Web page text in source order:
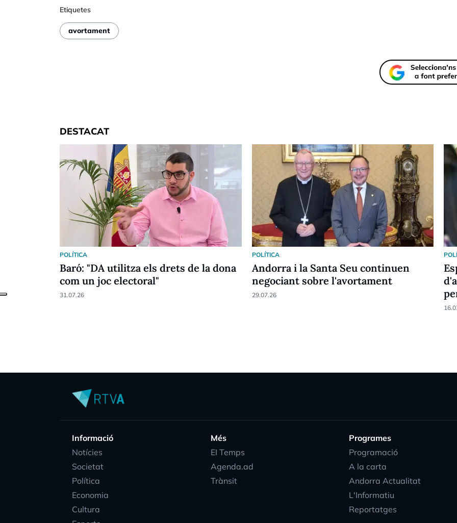
Etiquetes
avortament
DESTACAT
POLÍTICA
Baró: "DA utilitza els drets de la dona
com un joc electoral"
31.07.26
POLÍTICA
Andorra i la Santa Seu continuen
negociant sobre l'avortament
29.07.26
Informació
Notícies
Societat
Política
Economia
Cultura
Més
EI Temps
Agenda.ad
Trànsit
Programes
Programació
A la carta
Andorra Actualitat
L'Informatiu
Reportatges